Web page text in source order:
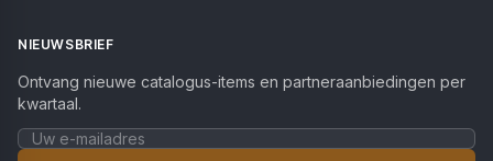
NIEUWSBRIEF
Ontvang nieuwe catalogus-items en partneraanbiedingen per
kwartaal.